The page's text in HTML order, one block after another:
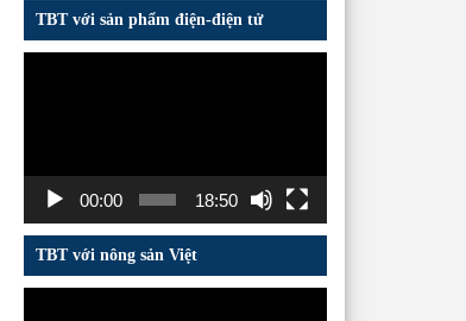
TBT với sản phẩm điện-điện tử
00:00 18:50
TBT với nông sản Việt